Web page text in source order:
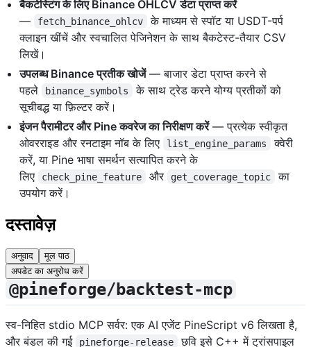
बैकटेस्टिंग के लिए Binance OHLCV डेटा प्राप्त करें
—
fetch_binance_ohlcv
के माध्यम से स्पॉट या USDT-पर्प
क्लाइन खींचें और स्वचालित पेजिनेशन के साथ बैकटेस्ट-तैयार CSV
लिखें।
उपलब्ध Binance प्रतीक खोजें— बाजार डेटा प्राप्त करने से
पहले
binance_symbols
के साथ ट्रेड करने योग्य प्रतीकों को
सूचीबद्ध या फ़िल्टर करें।
इंजन पैरामीटर और Pine कवरेज का निरीक्षण करें— प्रत्येक स्वीकृत
ओवरराइड और रनटाइम नॉब के लिए
list_engine_params
क्वेरी
करें, या Pine भाषा समर्थन सत्यापित करने के
लिए
check_pine_feature और get_coverage_topic
का
उपयोग करें।
दस्तावेज़
अनुवाद
मूल पाठ
अपडेट का अनुरोध करें
@pineforge/backtest-mcp
स्व-निहित stdio MCP सर्वर: एक AI एजेंट PineScript v6 लिखता है,
और बंडल की गई
pineforge-release
छवि इसे C++ में ट्रांसपाइल